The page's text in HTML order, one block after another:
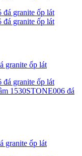
granite ốp lát
granite ốp lát